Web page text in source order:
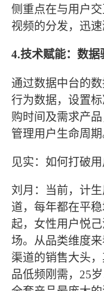
侧重点在与用户
视频的分发，迅速
4.技术赋能：数据
通过数据中台的
行为数据，设置标
购时间及需求产
管理用户生命周期
见实：如何打破
刘月：当前，计
道，每年都在平
起，女性用户悦
场。从品类维度
渠道的销售大头
品低频刚需，25